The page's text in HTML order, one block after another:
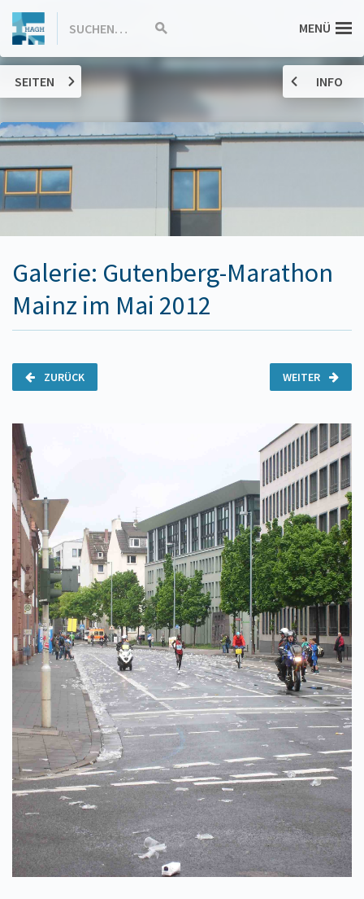
INHALT
Hannah-
Arendt-
Gymnasium
Haßloch
SUCHEN…
Suche
MENÜ
SEITEN
Galerie: Gutenberg-Marathon
Mainz im Mai 2012
WEITER
ZURÜCK
INFO